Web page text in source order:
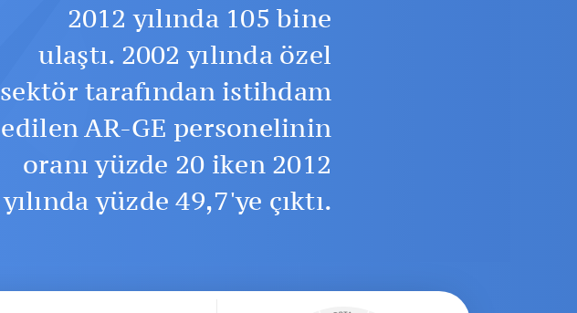
2012 yılında 105 bine
ulaştı. 2002 yılında özel
sektör tarafından istihdam
edilen AR-GE personelinin
oranı yüzde 20 iken 2012
yılında yüzde 49,7'ye çıktı.